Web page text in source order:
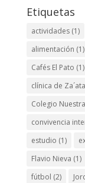
Etiquetas
actividades(1)
alimentación (1)
Cafés El Pato (1)
clínica de
Colegio
convivencia
estudio (1)
Flavio Nieva (1)
fútbol (2)